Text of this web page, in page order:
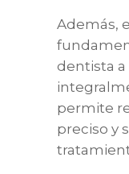
Además,
dentista
permite
preciso y